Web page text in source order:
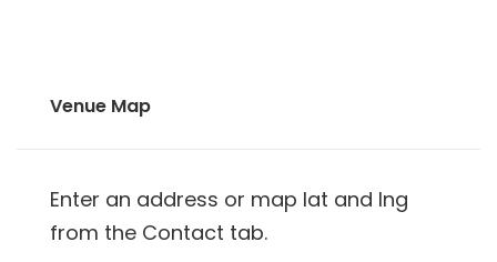
Venue Map
Enter an address or map lat and lng
from the Contact tab.